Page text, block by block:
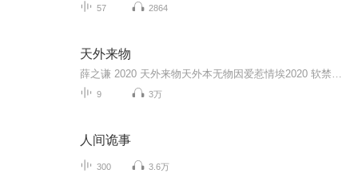
57 2864
天外来物
9 3万
人间诡事
300 3.6万